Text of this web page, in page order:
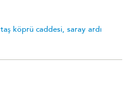
taş köprü caddesi, saray ardı